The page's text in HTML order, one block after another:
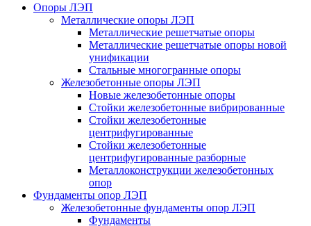
Опоры ЛЭП
Металлические опоры ЛЭП
Металлические решетчатые опоры
Металлические решетчатые опоры новой
унификации
Стальные многогранные опоры
Железобетонные опоры ЛЭП
Новые железобетонные опоры
Стойки железобетонные вибрированные
Стойки железобетонные
центрифугированные
Стойки железобетонные
центрифугированные разборные
Металлоконструкции железобетонных
опор
Фундаменты опор ЛЭП
Железобетонные фундаменты опор ЛЭП
Фундаменты